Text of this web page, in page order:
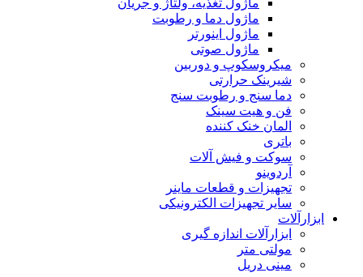
ماژول تغذیه، ولتاژ و جریان
ماژول دما و رطوبت
ماژول اینورتر
ماژول صوتی
میکروسکوپ و دوربین
شیرینک حرارتی
دما سنج و رطوبت سنج
فن و هیت سینک
المان خنک کننده
باتری
سوکت و فیش آلات
آردوینو
تجهیزات و قطعات ماینر
سایر تجهیزات الکترونیکی
ابزارآلات
ابزارآلات اندازه گیری
مولتی متر
مینی دریل